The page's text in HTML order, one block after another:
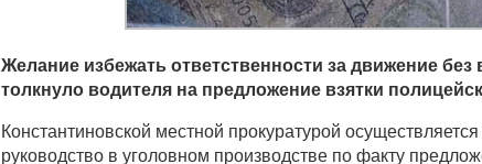
Желание избежать ответственности за движение
толкнуло водителя на предложение взятки
Константиновской местной прокуратурой
руководство в уголовном производстве по факту